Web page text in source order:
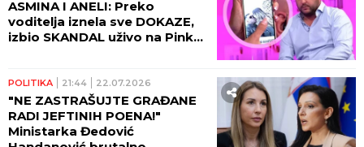
ASMINA I ANELI: Preko
voditelja iznela sve DOKAZE,
izbio SKANDAL uživo na Pinku!
POLITIKA 21:44 22.07.2026
"NE ZASTRAŠUJTE GRAĐANE
RADI JEFTINIH POENA!"
Ministarka Đedović